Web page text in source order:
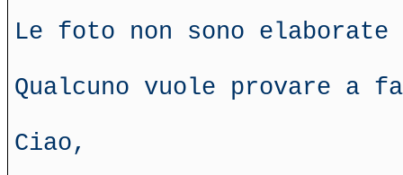
Le foto non sono
Qualcuno vuole provare a
Ciao,